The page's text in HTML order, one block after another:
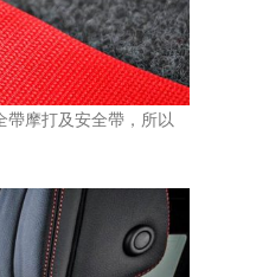
摩打及安全帶，所以